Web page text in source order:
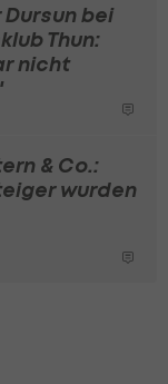
bei
Thun:
nicht
& Co.:
wurden